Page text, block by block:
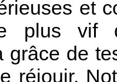
et
plus vif
grâce de
réjouir.